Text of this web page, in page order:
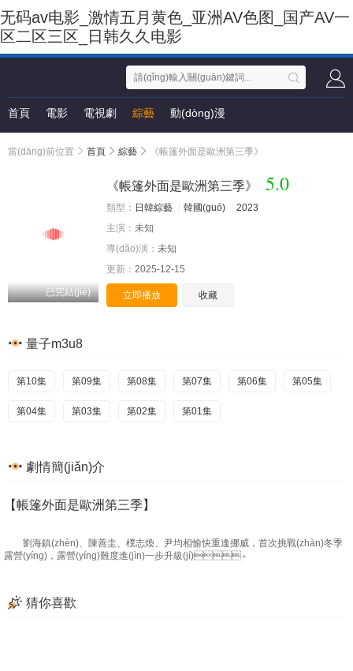
无码av电影_激情五月黄色_亚洲AV色图_国产AV一
区二区三区_日韩久久电影
首頁 電影 電視劇 綜藝 動(dòng)漫
當(dāng)前位置 首頁 綜藝 《帳篷外面是歐洲第三季》
已完結(jié)
《帳篷外面是歐洲第三季》 5.0
類型： 日韓綜藝 韓國(guó)
2023
主演： 未知
導(dǎo)演： 未知
更新： 2025-12-15
立即播放 收藏
量子m3u8
第10集 第09集 第08集 第07集 第06集 第05集
第04集 第03集 第02集 第01集
劇情簡(jiǎn)介
【帳篷外面是歐洲第三季】
劉海鎮(zhèn)、陳善圭、樸志煥、尹均相愉快重逢挪威，首次挑戰(zhàn)冬季
露營(yíng)，露營(yíng)難度進(jìn)一步升級(jí)。
猜你喜歡